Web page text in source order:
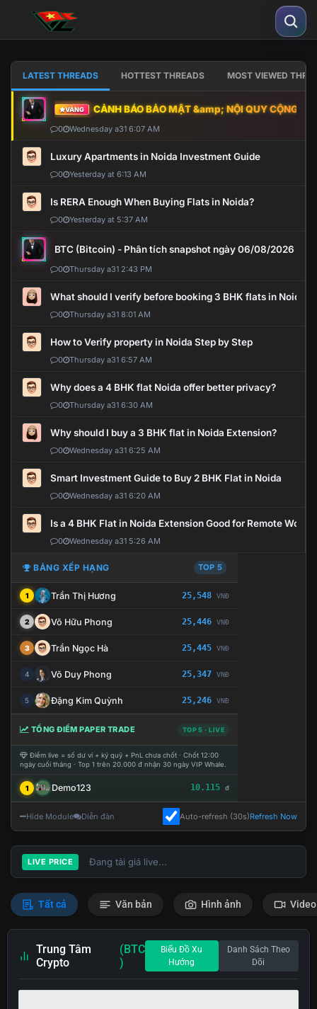
LATEST THREADS HOTTEST THREADS MOST VIEWED
VÀNG CẢNH BÁO BẢO MẬT &amp; NỘI QUY CỘNG
0 Wednesday a31 6:07 AM
Luxury Apartments in Noida Investment Guide
0 Yesterday at 6:13 AM
Is RERA Enough When Buying Flats in Noida?
0 Yesterday at 5:37 AM
BTC (Bitcoin) - Phân tích snapshot ngày 06/08/2026
0 Thursday a31 2:43 PM
What should I verify before booking 3 BHK flats in Noida?
0 Thursday a31 8:01 AM
How to Verify property in Noida Step by Step
0 Thursday a31 6:57 AM
Why does a 4 BHK flat Noida offer better privacy?
0 Thursday a31 6:30 AM
Why should I buy a 3 BHK flat in Noida Extension?
0 Wednesday a31 6:25 AM
Smart Investment Guide to Buy 2 BHK Flat in Noida
0 Wednesday a31 6:20 AM
Is a 4 BHK Flat in Noida Extension Good for Remote Work?
0 Wednesday a31 5:26 AM
BẢNG XẾP HẠNG TOP 5
1 Trần Thị Hương 25,548 VNĐ
2 Võ Hữu Phong 25,446 VNĐ
3 Trần Ngọc Hà 25,445 VNĐ
4 Võ Duy Phong 25,347 VNĐ
5 Đặng Kim Quỳnh 25,246 VNĐ
TỔNG ĐIỂM PAPER TRADE TOP 5 · LIVE
Điểm live = số dư ví + ký quỹ + PnL chưa chốt · Chốt 12:00
ngày cuối tháng · Top 1 trên 20.000 đ nhận 30 ngày VIP Whale.
1 Demo123 10.115 đ
Hide Module Diễn đàn Auto-refresh (30s)Refresh Now
LIVE PRICE Đang tải giá live...
Tất cả Văn bản Hình ảnh Video
Trung Tâm
Crypto
(BTC
)
Biểu Đồ Xu
Hướng
Danh Sách Theo
Dõi